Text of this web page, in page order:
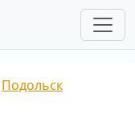
Подольск